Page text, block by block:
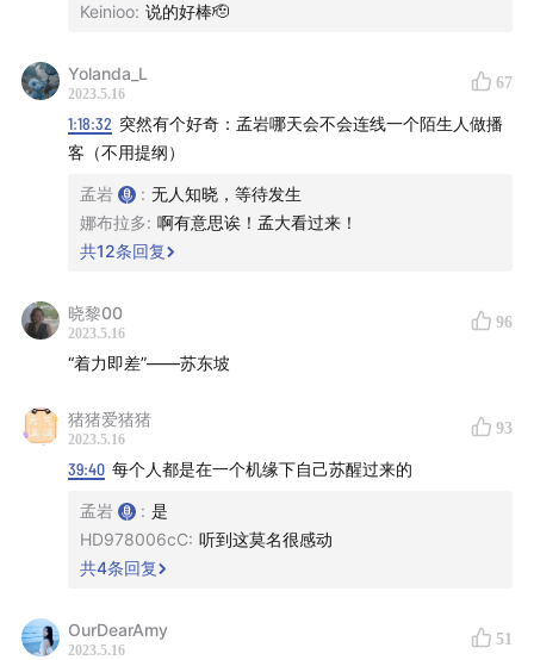
善念，正心正念，相信未来，过好当下。发自内心的做好自
岩，谢谢厚望！
Keinioo: 说的好棒🫡
Yolanda_L
2023.5.16
67
1:18:32 突然有个好奇：孟岩哪天会不会连线一个陌生人做播
客（不用提纲）
孟岩 : 无人知晓，等待发生
娜布拉多: 啊有意思诶！孟大看过来！
共12条回复
晓黎00
2023.5.16
96
“着力即差”——苏东坡
猪猪爱猪猪
2023.5.16
93
39:40 每个人都是在一个机缘下自己苏醒过来的
孟岩 : 是
HD978006cC: 听到这莫名很感动
共4条回复
OurDearAmy
2023.5.16
51